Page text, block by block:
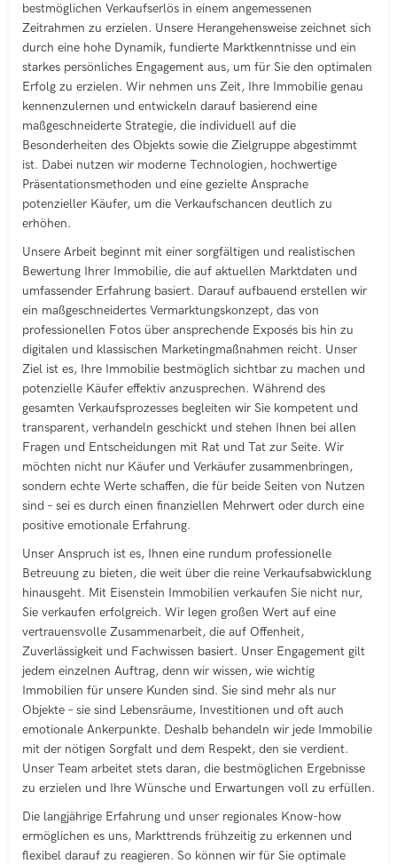
bestmöglichen Verkaufserlös in einem angemessenen
Zeitrahmen zu erzielen. Unsere Herangehensweise zeichnet sich
durch eine hohe Dynamik, fundierte Marktkenntnisse und ein
starkes persönliches Engagement aus, um für Sie den optimalen
Erfolg zu erzielen. Wir nehmen uns Zeit, Ihre Immobilie genau
kennenzulernen und entwickeln darauf basierend eine
maßgeschneiderte Strategie, die individuell auf die
Besonderheiten des Objekts sowie die Zielgruppe abgestimmt
ist. Dabei nutzen wir moderne Technologien, hochwertige
Präsentationsmethoden und eine gezielte Ansprache
potenzieller Käufer, um die Verkaufschancen deutlich zu
erhöhen.
Unsere Arbeit beginnt mit einer sorgfältigen und realistischen
Bewertung Ihrer Immobilie, die auf aktuellen Marktdaten und
umfassender Erfahrung basiert. Darauf aufbauend erstellen wir
ein maßgeschneidertes Vermarktungskonzept, das von
professionellen Fotos über ansprechende Exposés bis hin zu
digitalen und klassischen Marketingmaßnahmen reicht. Unser
Ziel ist es, Ihre Immobilie bestmöglich sichtbar zu machen und
potenzielle Käufer effektiv anzusprechen. Während des
gesamten Verkaufsprozesses begleiten wir Sie kompetent und
transparent, verhandeln geschickt und stehen Ihnen bei allen
Fragen und Entscheidungen mit Rat und Tat zur Seite. Wir
möchten nicht nur Käufer und Verkäufer zusammenbringen,
sondern echte Werte schaffen, die für beide Seiten von Nutzen
sind – sei es durch einen finanziellen Mehrwert oder durch eine
positive emotionale Erfahrung.
Unser Anspruch ist es, Ihnen eine rundum professionelle
Betreuung zu bieten, die weit über die reine Verkaufsabwicklung
hinausgeht. Mit Eisenstein Immobilien verkaufen Sie nicht nur,
Sie verkaufen erfolgreich. Wir legen großen Wert auf eine
vertrauensvolle Zusammenarbeit, die auf Offenheit,
Zuverlässigkeit und Fachwissen basiert. Unser Engagement gilt
jedem einzelnen Auftrag, denn wir wissen, wie wichtig
Immobilien für unsere Kunden sind. Sie sind mehr als nur
Objekte – sie sind Lebensräume, Investitionen und oft auch
emotionale Ankerpunkte. Deshalb behandeln wir jede Immobilie
mit der nötigen Sorgfalt und dem Respekt, den sie verdient.
Unser Team arbeitet stets daran, die bestmöglichen Ergebnisse
zu erzielen und Ihre Wünsche und Erwartungen voll zu erfüllen.
Die langjährige Erfahrung und unser regionales Know-how
ermöglichen es uns, Markttrends frühzeitig zu erkennen und
flexibel darauf zu reagieren. So können wir für Sie optimale